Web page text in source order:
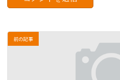
前の記事